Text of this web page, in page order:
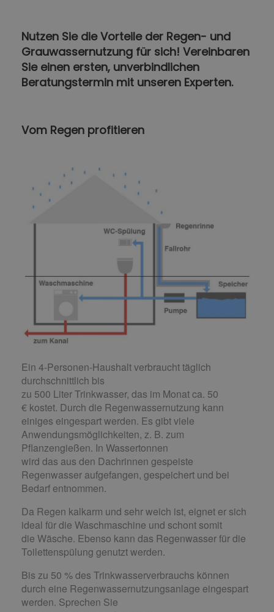
Nutzen Sie die Vorteile der Regen- und
Grauwassernutzung für sich! Vereinbaren
Sie einen ersten, unverbindlichen
Beratungstermin mit unseren Experten.
Vom Regen profitieren
Ein 4-Personen-Haushalt verbraucht täglich
durchschnittlich bis
zu 500 Liter Trinkwasser, das im Monat ca. 50
€ kostet. Durch die Regenwassernutzung kann
einiges eingespart werden. Es gibt viele
Anwendungsmöglichkeiten, z. B. zum
Pflanzengießen. In Wassertonnen
wird das aus den Dachrinnen gespeiste
Regenwasser aufgefangen, gespeichert und bei
Bedarf entnommen.
Da Regen kalkarm und sehr weich ist, eignet er sich
ideal für die Waschmaschine und schont somit
die Wäsche. Ebenso kann das Regenwasser für die
Toilettenspülung genutzt werden.
Bis zu 50 % des Trinkwasserverbrauchs können
durch eine Regenwassernutzungsanlage eingespart
werden. Sprechen Sie